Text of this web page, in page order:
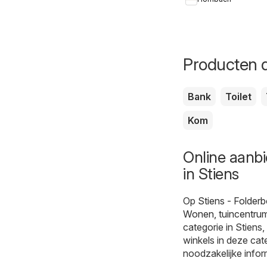
Producten
Bank Toilet
Kom
Online
in Stiens
Op Stiens -
Wonen,
categorie in
winkels in deze
noodzakelijke